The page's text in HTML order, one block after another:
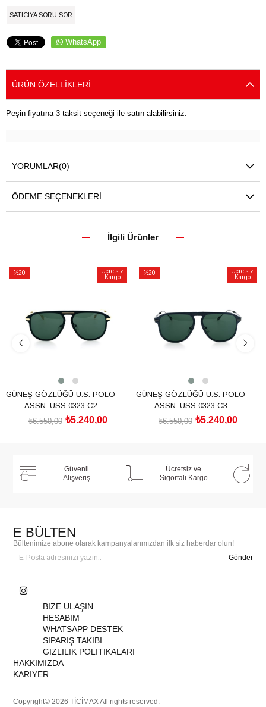
SATICIYA SORU SOR
WhatsApp
ÜRÜN ÖZELLIKLERI
Peşin fiyatına 3 taksit seçeneği ile satın alabilirsiniz.
YORUMLAR(0)
ÖDEME SEÇENEKLERI
İlgili Ürünler
%20
Ücretsiz
Kargo
GÜNEŞ GÖZLÜĞÜ U.S. POLO
ASSN. USS 0323 C2
₺5.240,00
₺6.550,00
%20
Ücretsiz
Kargo
GÜNEŞ GÖZLÜĞÜ U.S. POLO
ASSN. USS 0323 C3
₺5.240,00
₺6.550,00
Güvenli
Alışveriş
Ücretsiz ve
Sigortalı Kargo
E BÜLTEN
Bültenimize abone olarak kampanyalarımızdan ilk siz haberdar olun!
Gönder
BIZE ULAŞIN
HESABIM
WHATSAPP DESTEK
SIPARIŞ TAKIBI
GIZLILIK POLITIKALARI
HAKKIMIZDA
KARIYER
Copyright© 2026 TİCİMAX All rights reserved.